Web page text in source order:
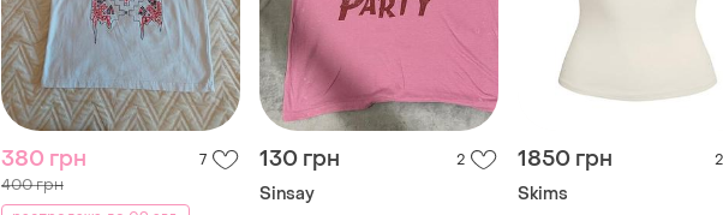
380 грн 7
400 грн
130 грн 2
Sinsay
1850 грн 2
Skims